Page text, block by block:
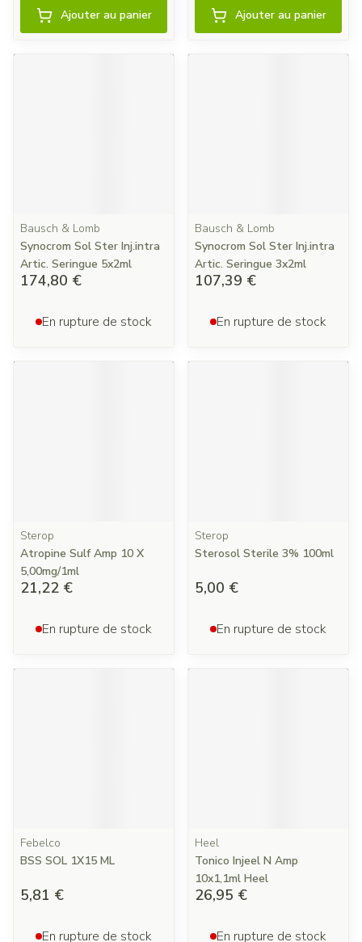
Ajouter au panier Ajouter au panier
Bausch & Lomb
Synocrom Sol Ster Inj.intra
Artic. Seringue 5x2ml
174,80 €
En rupture de stock
Bausch & Lomb
Synocrom Sol Ster Inj.intra
Artic. Seringue 3x2ml
107,39 €
En rupture de stock
Sterop
Atropine Sulf Amp 10 X
5,00mg/1ml
21,22 €
En rupture de stock
Sterop
Sterosol Sterile 3% 100ml
5,00 €
En rupture de stock
Febelco
BSS SOL 1X15 ML
5,81 €
En rupture de stock
Heel
Tonico Injeel N Amp
10x1,1ml Heel
26,95 €
En rupture de stock